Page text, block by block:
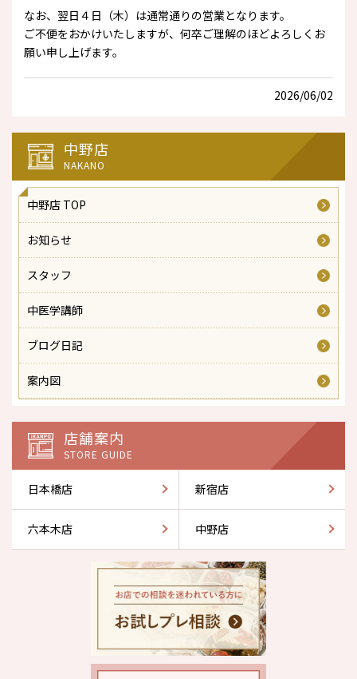
なお、翌日４日（木）は通常通りの営業となります。
ご不便をおかけいたしますが、何卒ご理解のほどよろしくお
願い申し上げます。
2026/06/02
中野店
NAKANO
中野店 TOP
お知らせ
スタッフ
中医学講師
ブログ日記
案内図
店舗案内
STORE GUIDE
日本橋店 新宿店
六本木店 中野店